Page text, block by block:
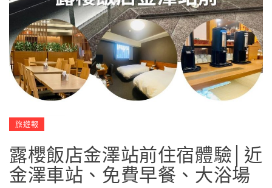
旅遊報
露櫻飯店金澤站前住宿體驗│近
金澤車站、免費早餐、大浴場